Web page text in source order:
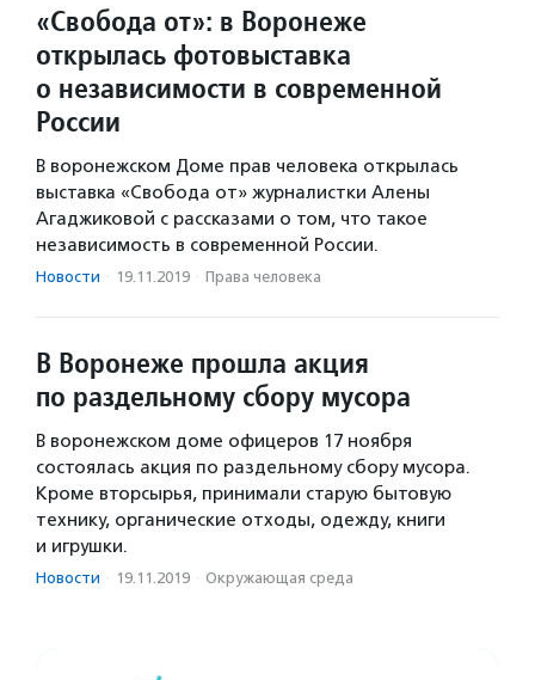
«Свобода от»: в Воронеже
открылась фотовыставка
о независимости в современной
России
В воронежском Доме прав человека открылась
выставка «Свобода от» журналистки Алены
Агаджиковой с рассказами о том, что такое
независимость в современной России.
Новости · 19.11.2019 · Права человека
В Воронеже прошла акция
по раздельному сбору мусора
В воронежском доме офицеров 17 ноября
состоялась акция по раздельному сбору мусора.
Кроме вторсырья, принимали старую бытовую
технику, органические отходы, одежду, книги
и игрушки.
Новости · 19.11.2019 · Окружающая среда